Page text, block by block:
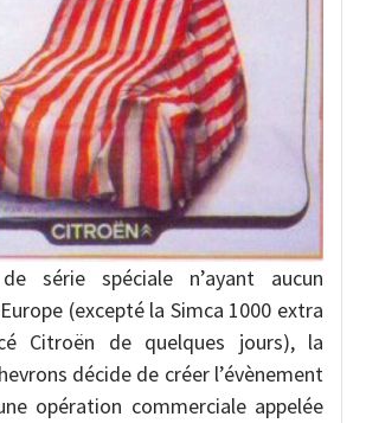
série spéciale n’ayant aucun
(excepté la Simca 1000 extra
Citroën de quelques jours), la
décide de créer l’évènement
opération commerciale appelée